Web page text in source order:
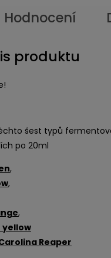
Hodnocení
produktu
šest typů
po 20ml
,
,
,
yellow
Reaper